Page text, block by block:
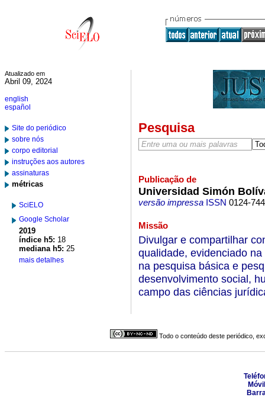
Atualizado em
Abril 09, 2024
english
español
Site do periódico
sobre nós
corpo editorial
instruções aos autores
assinaturas
métricas
SciELO
Google Scholar
2019
índice h5: 18
mediana h5: 25
mais detalhes
Pesquisa
Publicação de
Universidad Simón
versão impressaISSN 0124-
Missão
Divulgar e compartilhar
qualidade, evidenciado
na pesquisa básica e
desenvolvimento social,
campo das ciências
Todo o conteúdo deste periódico,